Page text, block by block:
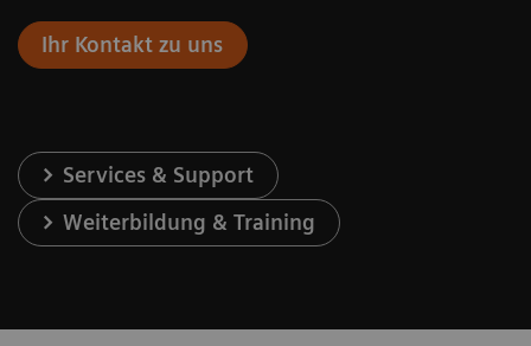
Ihr Kontakt zu uns
Services & Support
Weiterbildung & Training